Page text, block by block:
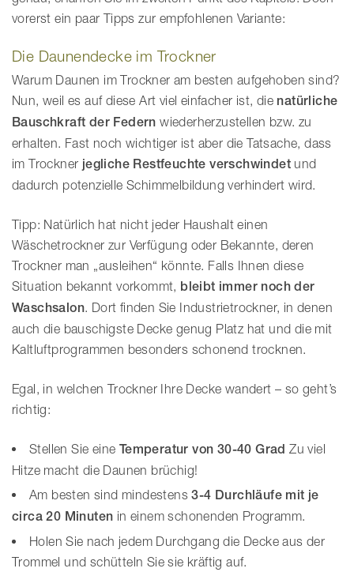
vorerst ein paar Tipps zur empfohlenen Variante:
Die Daunendecke im Trockner
Warum Daunen im Trockner am besten aufgehoben sind?
Nun, weil es auf diese Art viel einfacher ist, die natürliche
Bauschkraft der Federnwiederherzustellen bzw. zu
erhalten. Fast noch wichtiger ist aber die Tatsache, dass
im Trockner jegliche Restfeuchte verschwindet und
dadurch potenzielle Schimmelbildung verhindert wird.
Tipp: Natürlich hat nicht jeder Haushalt einen
Wäschetrockner zur Verfügung oder Bekannte, deren
Trockner man „ausleihen“ könnte. Falls Ihnen diese
Situation bekannt vorkommt, bleibt immer noch der
Waschsalon. Dort finden Sie Industrietrockner, in denen
auch die bauschigste Decke genug Platz hat und die mit
Kaltluftprogrammen besonders schonend trocknen.
Egal, in welchen Trockner Ihre Decke wandert – so geht’s
richtig:
Stellen Sie eine Temperatur von 30-40 Grad Zu viel
Hitze macht die Daunen brüchig!
Am besten sind mindestens3-4 Durchläufe mit je
circa 20 Minuten in einem schonenden Programm.
Holen Sie nach jedem Durchgang die Decke aus der
Trommel und schütteln Sie sie kräftig auf.